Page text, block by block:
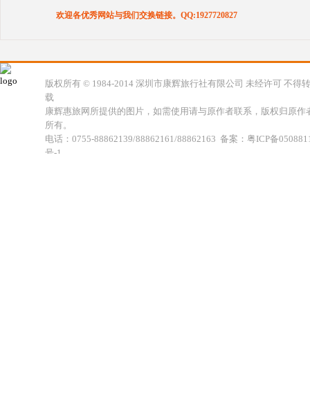
欢迎各优秀网站与我们交换链接。QQ:1927720827
版权所有 © 1984-2014 深圳市康辉旅行社有限公司 未经许可 不得转
载
康辉惠旅网所提供的图片，如需使用请与原作者联系，版权归原作
所有。
电话：0755-88862139/88862161/88862163 备案：粤ICP备
号-1